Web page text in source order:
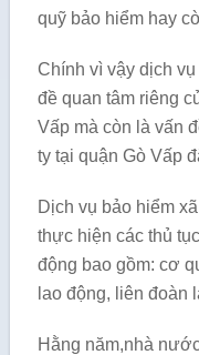
quỹ bảo hiểm hay
Chính vì vậy dịch
đề quan tâm riêng
Vấp mà còn là vấn
ty tại quận Gò Vấp
Dịch vụ bảo hiểm
thực hiện các thủ
động bao gồm: cơ
lao động, liên đoàn
Hằng năm,nhà